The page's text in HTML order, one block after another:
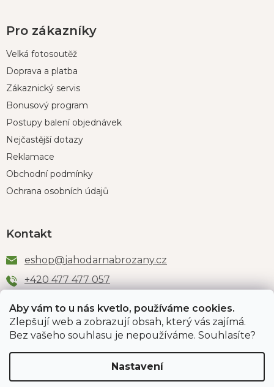
Aby vám to u nás kvetlo, používáme cookies.
Zlepšují web a zobrazují obsah, který vás zajímá.
Bez vašeho souhlasu je nepoužíváme. Souhlasíte?
Nastavení
Pro zákazníky
Velká fotosoutěž
Doprava a platba
Zákaznický servis
Bonusový program
Postupy balení objednávek
Nejčastější dotazy
Reklamace
Obchodní podmínky
Ochrana osobních údajů
Kontakt
eshop@jahodarnabrozany.cz
+420 477 477 057
Odběr newsletteru